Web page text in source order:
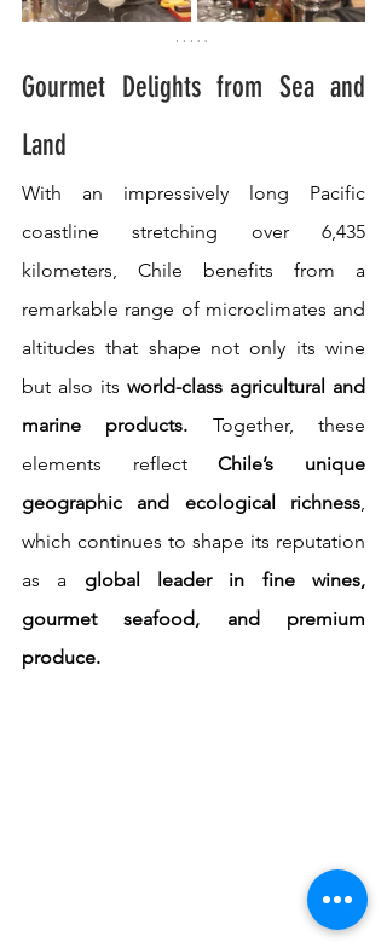
Gourmet Delights from Sea and
Land
With an impressively long Pacific
coastline stretching over 6,435
kilometers, Chile benefits from a
remarkable range of microclimates and
altitudes that shape not only its wine
but also its world-class agricultural and
marine products. Together, these
elements reflect Chile’s unique
geographic and ecological richness
which continues to shape its reputation
as a global leader in fine wines,
gourmet seafood, and premium
produce.